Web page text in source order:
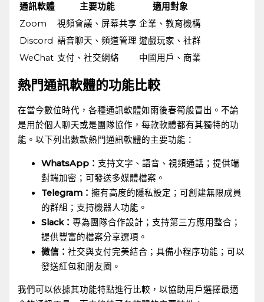
通訊軟體 主要功能
適用對象
Zoom
視頻會議、屏幕共享 企業、教育機構
Discord 語音聊天、頻道管理 遊戲玩家、社群
WeChat 支付、社交網絡 中國用戶、商業
熱門通訊軟體的功能比較
在當今數位時代，各種通訊軟體如雨後春筍般冒出。不論
是用於個人聊天或是團隊協作，每款軟體都有其獨特的功
能。以下列出數款熱門通訊軟體的主要功能：
WhatsApp： 支持文字、語音、視頻通話；提供端
對端加密；可發送多媒體檔案。
Telegram：擁有高度的隱私設定；可創建無限成員
的群組；支持機器人功能。
Slack：專為團隊合作設計；支持第三方應用整合；
提供豐富的檔案分享選項。
微信：社交與支付完美結合；具備小程序功能；可以
發送紅包和朋友圈。
我們可以依據其功能特點進行比較，以協助用戶選擇最適